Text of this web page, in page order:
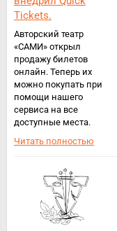
Tickets.
Авторский театр
«САМИ» открыл
продажу билетов
онлайн. Теперь их
можно покупать при
помощи нашего
сервиса на все
доступные места.
Читать полностью